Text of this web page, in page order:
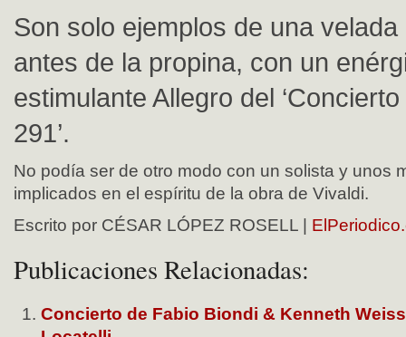
Son solo ejemplos de una
antes de la propina, con un
estimulante Allegro del
291’.
No podía ser de otro modo con un solista y unos
implicados en el espíritu de la obra de Vivaldi.
Escrito por CÉSAR LÓPEZ ROSELL |
Publicaciones Relacionadas:
Concierto de Fabio Biondi & Kenneth